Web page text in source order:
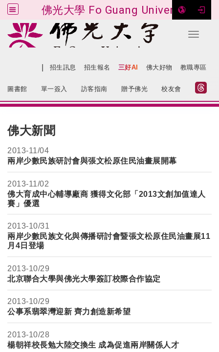
佛光大學 Fo Guang University
Toggle
跳到主要內容
招生訊息 招生報名 三好AI 佛大好物 教職專區
圖書館 單一簽入 訪客指南 贈予佛光 校友會
佛大新聞
2013-11/04
兩岸少數民族研討會與張文松原住民油畫展開幕
2013-11/02
佛大育成中心輔導廠商 獲得文化部「2013文創加值達人
賽」優選
2013-10/31
兩岸少數民族文化與傳播研討會暨張文松原住民油畫展11
月4日登場
2013-10/29
北京聯合大學與佛光大學簽訂校際合作協定
2013-10/29
公事系翡翠灣迎新 齊力創造新希望
2013-10/28
楊朝祥校長勉大陸交換生 成為促進兩岸關係人才